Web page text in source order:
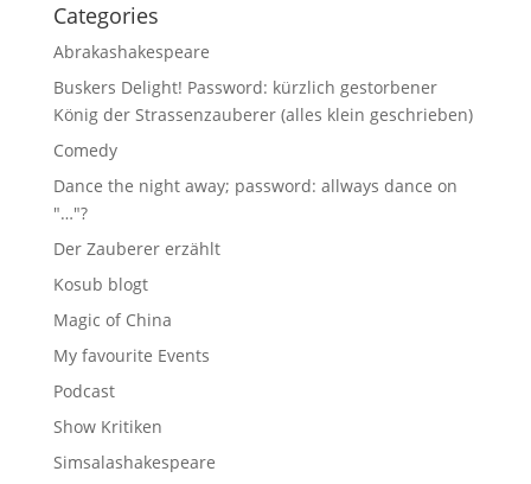
Categories
Abrakashakespeare
Buskers Delight! Password: kürzlich gestorbener
König der Strassenzauberer (alles klein geschrieben)
Comedy
Dance the night away; password: allways dance on
"…"?
Der Zauberer erzählt
Kosub blogt
Magic of China
My favourite Events
Podcast
Show Kritiken
Simsalashakespeare